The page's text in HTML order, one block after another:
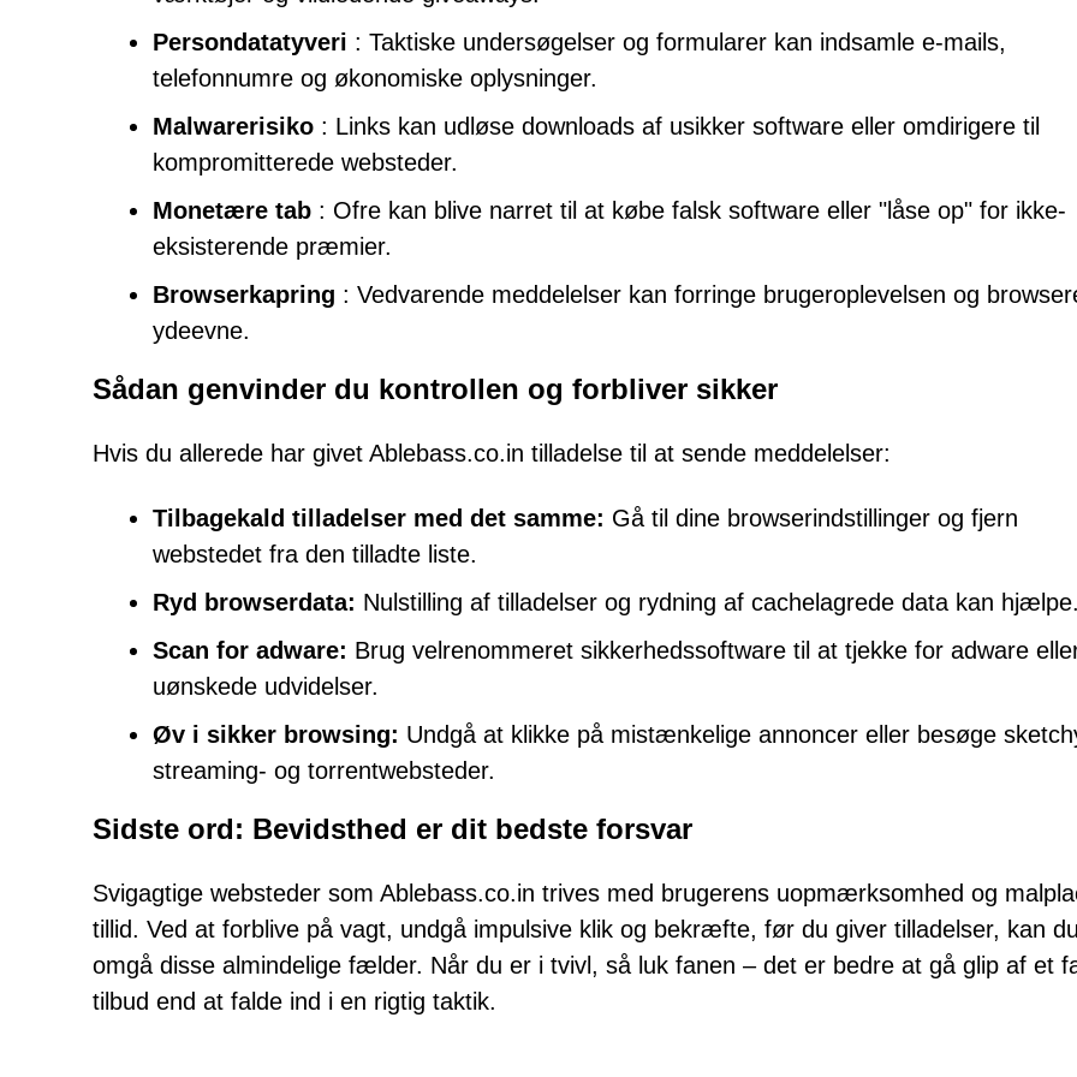
Persondatatyveri : Taktiske undersøgelser og formularer kan indsamle e-mails,
telefonnumre og økonomiske oplysninger.
Malwarerisiko : Links kan udløse downloads af usikker software eller omdirigere til
kompromitterede websteder.
Monetære tab : Ofre kan blive narret til at købe falsk software eller "låse op" for ikke-
eksisterende præmier.
Browserkapring : Vedvarende meddelelser kan forringe brugeroplevelsen og
ydeevne.
Sådan genvinder du kontrollen og forbliver sikker
Hvis du allerede har givet Ablebass.co.in tilladelse til at sende meddelelser:
Tilbagekald tilladelser med det samme: Gå til dine browserindstillinger og fjern
webstedet fra den tilladte liste.
Ryd browserdata: Nulstilling af tilladelser og rydning af cachelagrede data kan
Scan for adware: Brug velrenommeret sikkerhedssoftware til at tjekke for adware
uønskede udvidelser.
Øv i sikker browsing: Undgå at klikke på mistænkelige annoncer eller besøge
streaming- og torrentwebsteder.
Sidste ord: Bevidsthed er dit bedste forsvar
Svigagtige websteder som Ablebass.co.in trives med brugerens uopmærksomhed og
tillid. Ved at forblive på vagt, undgå impulsive klik og bekræfte, før du giver tilladelser, kan
omgå disse almindelige fælder. Når du er i tvivl, så luk fanen – det er bedre at gå glip af et
tilbud end at falde ind i en rigtig taktik.